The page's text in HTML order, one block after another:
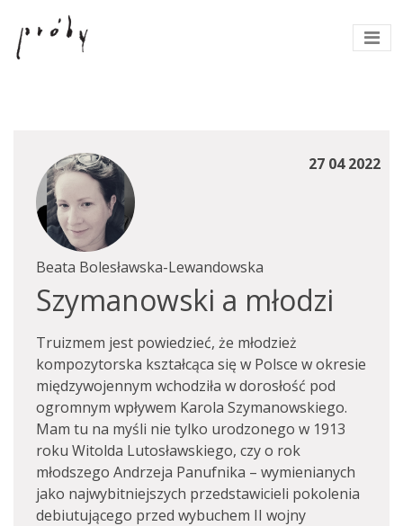
27 04 2022
Beata Bolesławska-Lewandowska
Szymanowski a młodzi
Truizmem jest powiedzieć, że młodzież
kompozytorska kształcąca się w Polsce w okresie
międzywojennym wchodziła w dorosłość pod
ogromnym wpływem Karola Szymanowskiego.
Mam tu na myśli nie tylko urodzonego w 1913
roku Witolda Lutosławskiego, czy o rok
młodszego Andrzeja Panufnika – wymienianych
jako najwybitniejszych przedstawicieli pokolenia
debiutującego przed wybuchem II wojny